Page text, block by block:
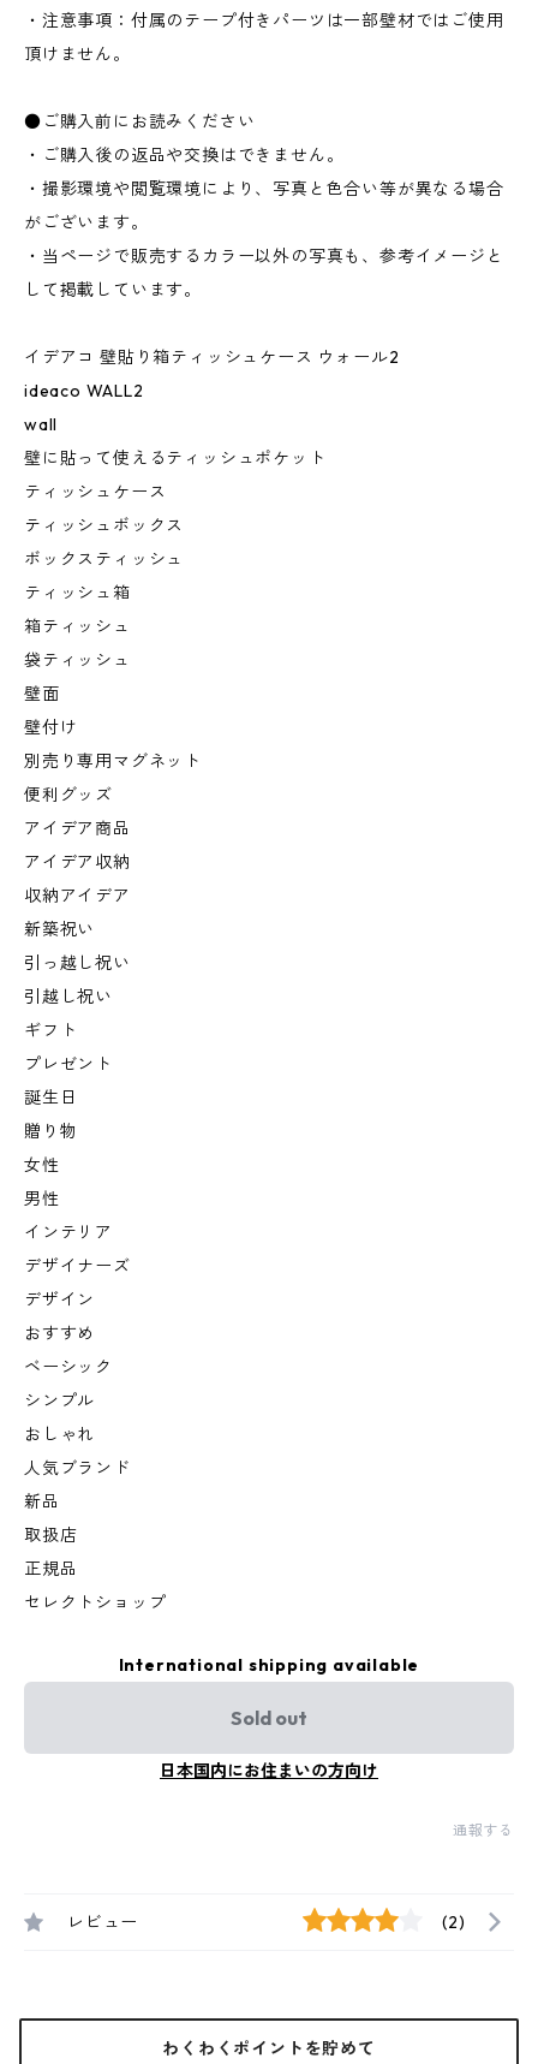
・注意事項：付属のテープ付きパーツは一部壁材ではご使用
頂けません。
●ご購入前にお読みください
・ご購入後の返品や交換はできません。
・撮影環境や閲覧環境により、写真と色合い等が異なる場合
がございます。
・当ページで販売するカラー以外の写真も、参考イメージと
して掲載しています。
イデアコ 壁貼り箱ティッシュケース ウォール2
ideaco WALL2
wall
壁に貼って使えるティッシュポケット
ティッシュケース
ティッシュボックス
ボックスティッシュ
ティッシュ箱
箱ティッシュ
袋ティッシュ
壁面
壁付け
別売り専用マグネット
便利グッズ
アイデア商品
アイデア収納
収納アイデア
新築祝い
引っ越し祝い
引越し祝い
ギフト
プレゼント
誕生日
贈り物
女性
男性
インテリア
デザイナーズ
デザイン
おすすめ
ベーシック
シンプル
おしゃれ
人気ブランド
新品
取扱店
正規品
セレクトショップ
International shipping available
Sold out
日本国内にお住まいの方向け
通報する
レビュー (2)
わくわくポイントを貯めて